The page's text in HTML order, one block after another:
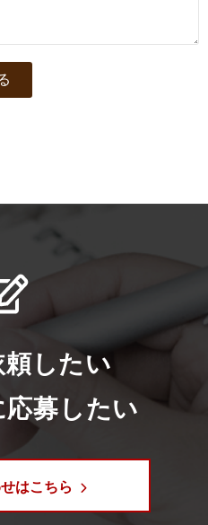
したい
募したい
はこちら